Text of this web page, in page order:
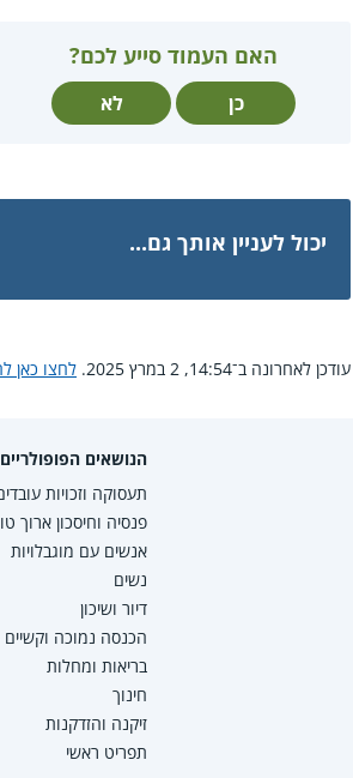
האם העמוד סייע לכם?
כן לא
יכול לעניין אותך גם...
עודכן לאחרונה ב־14:54, 2 במרץ 2025. לחצו כאן
הנושאים הפופולריים
תעסוקה וזכויות
פנסיה וחיסכון ארוך
אנשים עם מוגבלויות
נשים
דיור ושיכון
הכנסה נמוכה וקשיים
בריאות ומחלות
חינוך
זיקנה והזדקנות
תפריט ראשי